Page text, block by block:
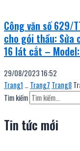
Công văn số 629/
cho gói thầu: Sửa
16 lát cắt –
29/08/202316:52
Trang1 … Trang7 Trang8
Tìm kiếm
Tin tức mới